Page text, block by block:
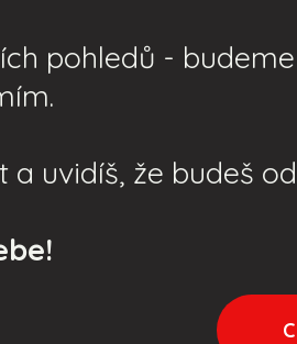
pohledů -
a uvidíš, že budeš